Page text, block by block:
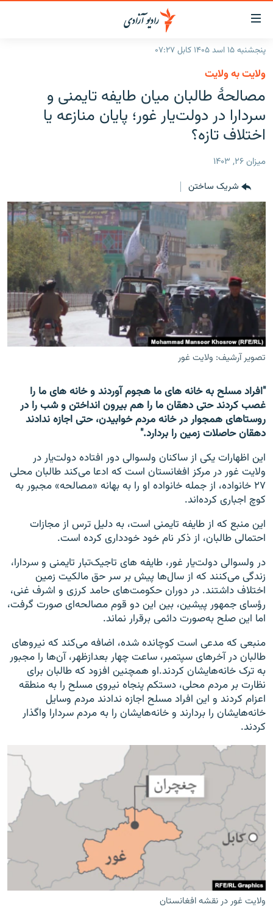
لینک‌های
قابل
دسترسی
به
متن
اصلی
بازگشت
اصلی
صفحه
جستجو
گزارش‌ها
افغانستان
منطقه
خبرها
افغانستان
جدول نشرات
مجموعه تصویری
ورزش
بحران مهاجرت
'کووید-۱۹'
تماس
صفحه پشتو
Azadi English
همۀ سایت‌های رادیو آزادی/ رادیو اروپای آزاد
پنجشنبه ۱۵ اسد ۱۴۰۵ کابل ۰۷:۲۷
ولایت به ولایت
مصالحهٔ طالبان میان طایفه تایمنی و
سردارا در دولت‌یار غور؛ پایان منازعه یا
اختلاف تازه؟
ميزان ۲۶, ۱۴۰۳
شریک ساختن
تصویر آرشیف: ولایت غور
"افراد مسلح به خانه های ما هجوم آوردند و خانه های ما را
غصب کردند حتی دهقان ما را هم بیرون انداختن و شب را در
روستاهای همجوار در خانه مردم خوابیدن، حتی اجازه ندادند
دهقان حاصلات زمین را بردارد."
این اظهارات یکی از ساکنان ولسوالی دور افتاده دولت‌یار در
ولایت غور در مرکز افغانستان است که ادعا می‌کند طالبان محلی
۲۷ خانواده، از جمله خانواده او را به بهانه «مصالحه» مجبور به
کوچ اجباری کرده‌اند.
این منبع که از طایفه تایمنی است، به دلیل ترس از مجازات
احتمالی طالبان، از ذکر نام خود خودداری کرده است.
در ولسوالی دولت‌یار غور، طایفه های تاجیک‌تبار تایمنی و سردارا،
زندگی می‌کنند که از سال‌ها پیش بر سر حق مالکیت زمین
اختلاف داشتند. در دوران حکومت‌های حامد کرزی و اشرف غنی،
رؤسای جمهور پیشین، بین این دو قوم مصالحه‌ای صورت گرفت،
اما این صلح به‌صورت دائمی برقرار نماند.
منبعی که مدعی است کوچانده شده، اضافه می‌کند که نیروهای
طالبان در آخرهای سپتمبر، ساعت چهار بعدازظهر، آن‌ها را مجبور
به ترک خانه‌هایشان کردند.او همچنین افزود که طالبان برای
نظارت بر مردم محلی، دستکم پنجاه نیروی مسلح را به منطقه
اعزام کردند و این افراد مسلح اجازه ندادند مردم وسایل
خانه‌هایشان را بردارند و خانه‌هایشان را به مردم سردارا واگذار
کردند.
ولایت غور در نقشه افغانستان